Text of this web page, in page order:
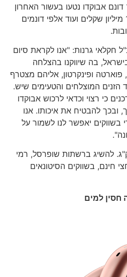
בצפון. כ-12,000 דונם אבוקדו נטעו בעשור האחרון
של מעל לכ- 100 מיליון שקלים ועוד אלפי דונמים
גרנות: "אנו לקראת סיום
בה שיווקנו בהצלחה
ופינקרטון, אליהם מצטרף
המוצלחים והטעימים שיש.
כי רצוי וכדאי לרכוש אבוקדו
להבטיח את איכותו. אנו
יאפשר לנו לשמור על
לק"ג. להשיג ברשתות שופרסל, רמי
חינם, בשווקים הסיטונאים
למים